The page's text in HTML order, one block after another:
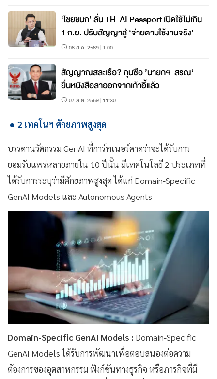
‘ไชยชนก’ ลั่น TH-AI Passport เปิดใช้ไม่เกิน
1 ก.ย. ปรับสัญญาสู่ ‘จ่ายตามใช้งานจริง’
08 ส.ค. 2569 | 1:00
สัญญาณสละเรือ? กุนซือ ’นายกฯ-สรณ‘
ยื่นหนังสือลาออกจากเก้าอี้แล้ว
07 ส.ค. 2569 | 11:30
2 เทคโนฯ ศักยภาพสูงสุด
บรรดานวัตกรรม GenAI ที่การ์ทเนอร์คาดว่าจะได้รับการ
ยอมรับแพร่หลายภายใน 10 ปีนั้น มีเทคโนโลยี 2 ประเภทที่
ได้รับการระบุว่ามีศักยภาพสูงสุด ได้แก่ Domain-Specific
GenAI Models และ Autonomous Agents
Domain-Specific GenAI Models : Domain-Specific
GenAI Models ได้รับการพัฒนาเพื่อตอบสนองต่อความ
ต้องการของอุตสาหกรรม ฟังก์ชันทางธุรกิจ หรือภารกิจที่มี